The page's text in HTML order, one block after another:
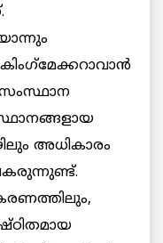
സംസ്ഥാന
അധികാരം